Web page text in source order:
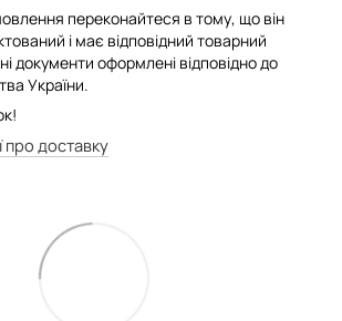
переконайтеся в тому, що він
і має відповідний товарний
документи оформлені відповідно до
України.
про доставку